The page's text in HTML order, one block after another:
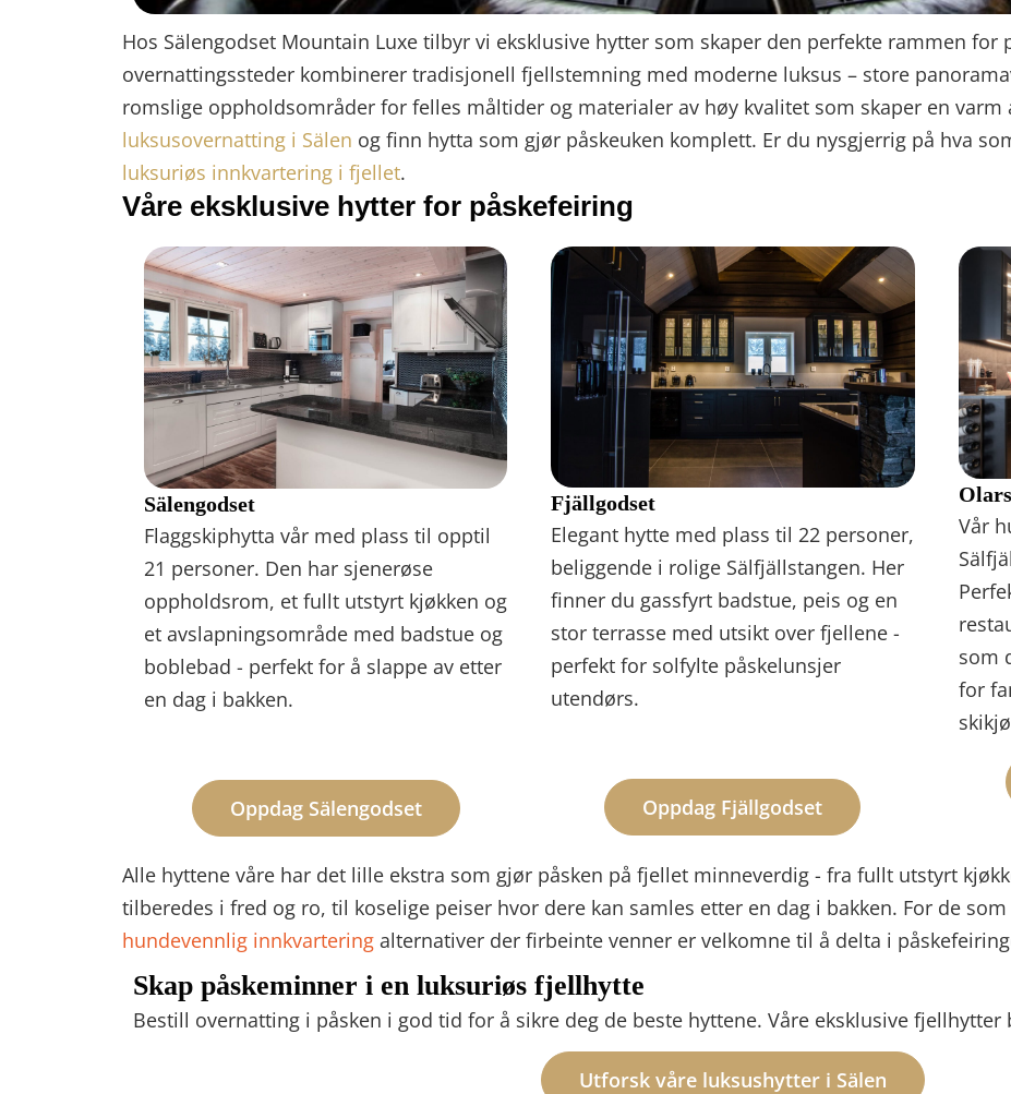
Hos Sälengodset Mountain Luxe tilbyr vi eksklusive hytter som skaper den perfekte rammen for
overnattingssteder kombinerer tradisjonell fjellstemning med moderne luksus – store
romslige oppholdsområder for felles måltider og materialer av høy kvalitet som skaper en
luksusovernatting i Sälen og finn hytta som gjør påskeuken komplett. Er du nysgjerrig på hva
luksuriøs innkvartering i fjellet.
Våre eksklusive hytter for påskefeiring
Sälengodset
Flaggskiphytta vår med plass til opptil
21 personer. Den har sjenerøse
oppholdsrom, et fullt utstyrt kjøkken og
et avslapningsområde med badstue og
boblebad - perfekt for å slappe av etter
en dag i bakken.
Oppdag Sälengodset
Fjällgodset
Elegant hytte med plass til 22 personer,
beliggende i rolige Sälfjällstangen. Her
finner du gassfyrt badstue, peis og en
stor terrasse med utsikt over fjellene -
perfekt for solfylte påskelunsjer
utendørs.
Oppdag Fjällgodset
Vår
som
for
Alle hyttene våre har det lille ekstra som gjør påsken på fjellet minneverdig - fra fullt utstyrt
tilberedes i fred og ro, til koselige peiser hvor dere kan samles etter en dag i bakken. For de
hundevennlig innkvartering alternativer der firbeinte venner er velkomne til å delta i
Skap påskeminner i en luksuriøs fjellhytte
Bestill overnatting i påsken i god tid for å sikre deg de beste hyttene. Våre eksklusive
Utforsk våre luksushytter i Sälen